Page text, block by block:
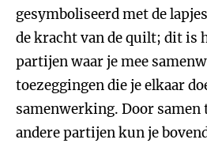
gesymboliseerd met de
de kracht van de quilt; dit is
partijen waar je mee
toezeggingen die je elkaar
samenwerking. Door samen
andere partijen kun je